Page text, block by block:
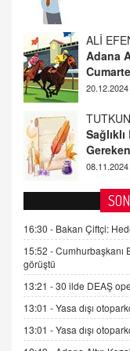
FARUK
2 Kasım
AV.
Kişisel
gelişimi
SEHER
Kış
9.12.2025
16:30 - Bakan Çiftçi:
15:52 -Cumhurbaşkanı
görüştü
13:21 -30 ilde DEAŞ
13:01 -Yasa dışı
13:01 -Yasa dışı